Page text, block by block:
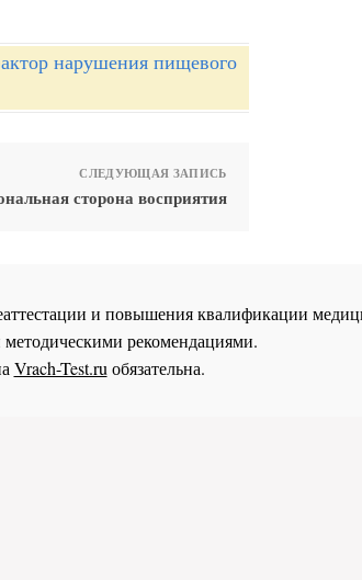
нарушения пищевого
СЛЕДУЮЩАЯ ЗАПИСЬ
сторона восприятия
и повышения квалификации
рекомендациями.
Vrach-Test.ru обязательна.